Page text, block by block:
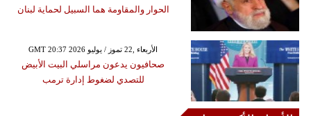
الحوار والمقاومة هما السبيل لحماية لبنان
GMT 20:37 2026 الأربعاء ,22 تموز / يوليو
صحافيون يدعون مراسلي البيت الأبيض
للتصدي لضغوط إدارة ترمب